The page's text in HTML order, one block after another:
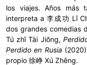
los viajes. Años
interpreta a 李成功 Lǐ
dos grandes comedias
Tú zhī Tài Jiŏng,
Perdido en Rusia
propio 徐峥 Xú Zhēng.